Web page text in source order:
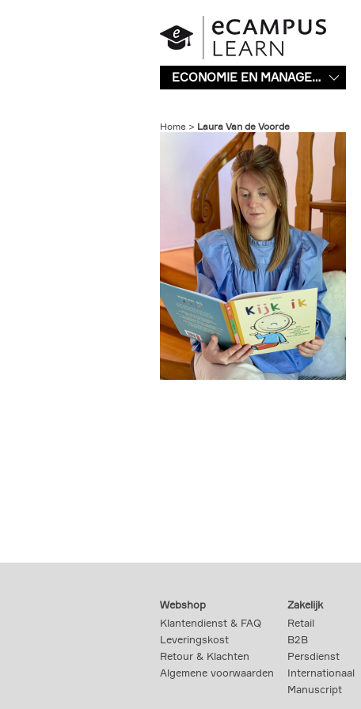
ECONOMIE EN MANAGEMENT
Home Laura Van de Voorde
Webshop
Klantendienst & FAQ
Leveringskost
Retour & Klachten
Algemene voorwaarden
Zakelijk
Retail
B2B
Persdienst
Internationaal
Manuscript